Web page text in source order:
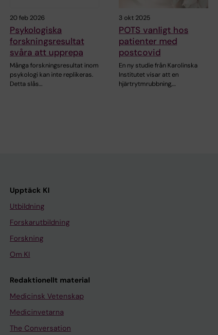
20 feb 2026
Psykologiska
forskningsresultat
svåra att upprepa
Många forskningsresultat inom
psykologi kan inte replikeras.
Detta slås…
3 okt 2025
POTS vanligt hos
patienter med
postcovid
En ny studie från Karolinska
Institutet visar att en
hjärtrytmrubbning,…
Upptäck KI
Utbildning
Forskarutbildning
Forskning
Om KI
Redaktionellt material
Medicinsk Vetenskap
Medicinvetarna
The Conversation